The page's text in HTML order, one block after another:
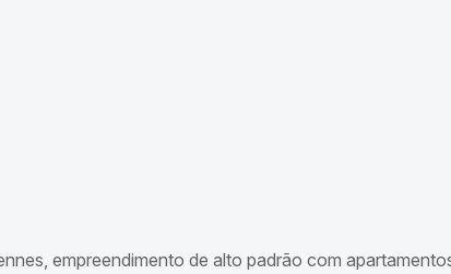
empreendimento de alto padrão com